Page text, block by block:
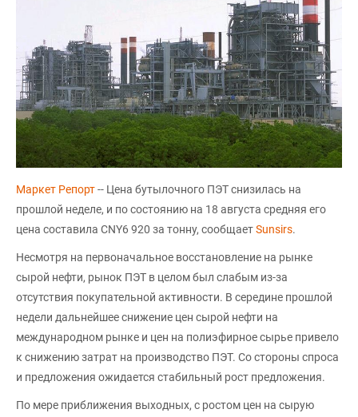
Маркет Репорт-- Цена бутылочного ПЭТ снизилась на
прошлой неделе, и по состоянию на 18 августа средняя его
цена составила CNY6 920 за тонну, сообщаетSunsirs.
Несмотря на первоначальное восстановление на рынке
сырой нефти, рынок ПЭТ в целом был слабым из-за
отсутствия покупательной активности. В середине прошлой
недели дальнейшее снижение цен сырой нефти на
международном рынке и цен на полиэфирное сырье привело
к снижению затрат на производство ПЭТ. Со стороны спроса
и предложения ожидается стабильный рост предложения.
По мере приближения выходных, с ростом цен на сырую